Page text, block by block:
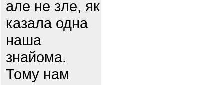
але не зле, як
казала одна
наша
знайома.
Тому нам